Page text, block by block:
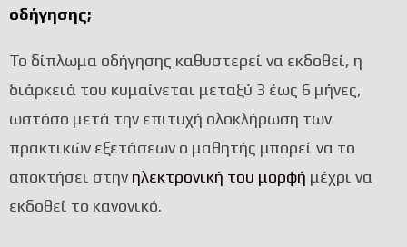
οδήγησης;
Το δίπλωμα οδήγησης καθυστερεί να εκδοθεί, η
διάρκειά του κυμαίνεται μεταξύ 3 έως 6 μήνες,
ωστόσο μετά την επιτυχή ολοκλήρωση των
πρακτικών εξετάσεων ο μαθητής μπορεί να το
αποκτήσει στην ηλεκτρονική του μορφή μέχρι να
εκδοθεί το κανονικό.